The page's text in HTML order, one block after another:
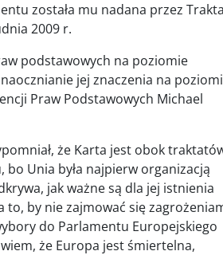
została mu nadana przez
2009 r.
podstawowych na poziomie
jej znaczenia na
Praw Podstawowych Michael
że Karta jest obok
Unia była najpierw organizacją
jak ważne są dla jej istnienia
to, by nie zajmować się
do Parlamentu Europejskiego
że Europa jest śmiertelna,